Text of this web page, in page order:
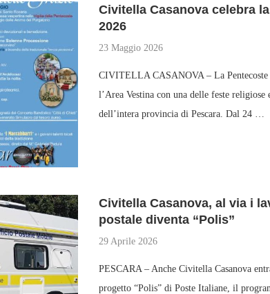
Civitella Casanova celebra
2026
23 Maggio 2026
CIVITELLA CASANOVA – La
l’Area Vestina con una delle feste
dell’intera provincia di Pescara. Dal 24 …
Civitella Casanova, al via i
postale diventa “Polis”
29 Aprile 2026
PESCARA – Anche Civitella Casanova
progetto “Polis” di Poste Italiane, il